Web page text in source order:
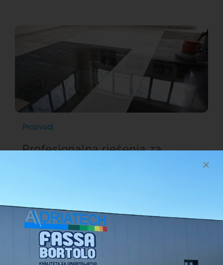
Proizvodi
Profesionalna rješenja za
Saznajte više